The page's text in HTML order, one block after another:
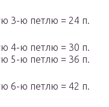
3-ю петлю = 24 п.
4-ю петлю = 30 п.
5-ю петлю = 36 п.
6-ю петлю = 42 п.